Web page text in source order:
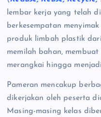
lembar kerja yang telah
berkesempatan
produk limbah plastik
memilah bahan,
merangkai hingga
Pameran mencakup
dikerjakan oleh peserta
Masing-masing kelas